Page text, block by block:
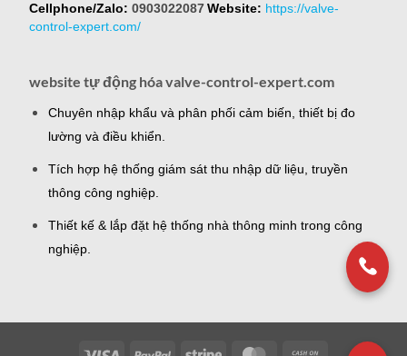
Cellphone/Zalo: 0903022087 Website: https://valve-
control-expert.com/
website tự động hóa valve-control-expert.com
Chuyên nhập khẩu và phân phối cảm biến, thiết bị đo
lường và điều khiển.
Tích hợp hệ thống giám sát thu nhập dữ liệu, truyền
thông công nghiệp.
Thiết kế & lắp đặt hệ thống nhà thông minh trong công
nghiệp.